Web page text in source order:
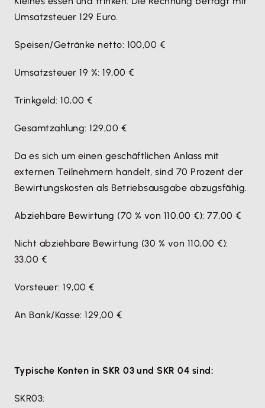
Umsatzsteuer 129 Euro.
Speisen/Getränke netto: 100,00 €
Umsatzsteuer 19 %: 19,00 €
Trinkgeld: 10,00 €
Gesamtzahlung: 129,00 €
Da es sich um einen geschäftlichen Anlass mit
externen Teilnehmern handelt, sind 70 Prozent der
Bewirtungskosten als Betriebsausgabe abzugsfähig.
Abziehbare Bewirtung (70 % von 110,00 €): 77,00 €
Nicht abziehbare Bewirtung (30 % von 110,00 €):
33,00 €
Vorsteuer: 19,00 €
An Bank/Kasse: 129,00 €
Typische Konten in SKR 03 und SKR 04 sind:
SKR03: